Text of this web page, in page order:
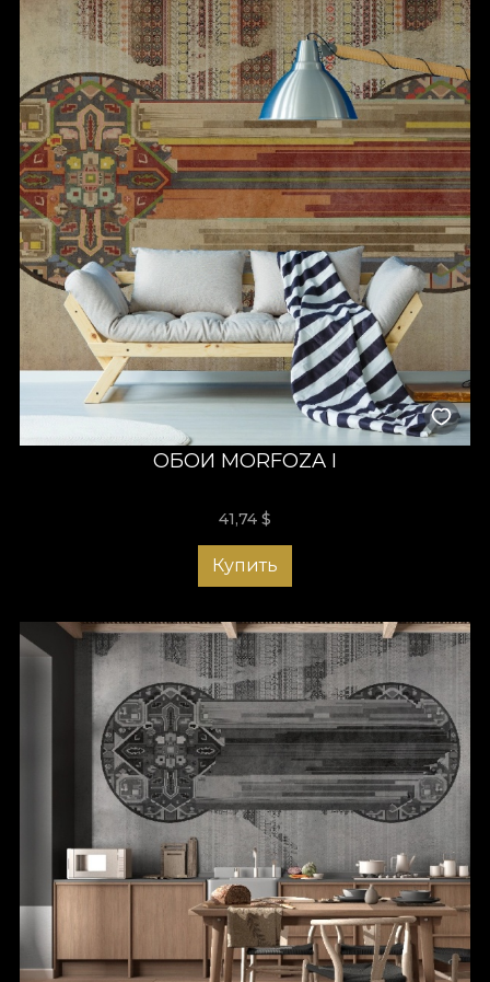
ОБОИ MORFOZA I
41,74 $
Купить